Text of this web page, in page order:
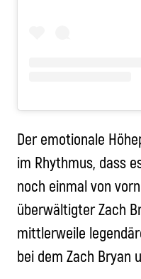
Der emotionale
im Rhythmus, dass
noch einmal von
überwältigterZach
mittlerweile
bei dem Zach Bryan